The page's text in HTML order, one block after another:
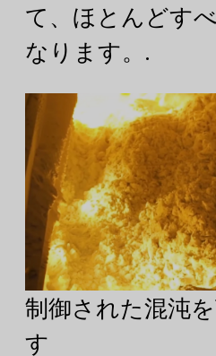
て、ほとんどす
なります。.
制御された混沌
す